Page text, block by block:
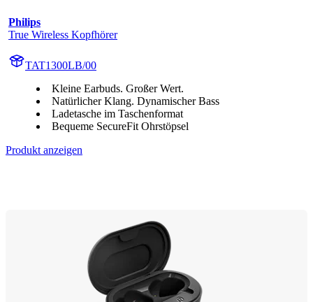
Philips
True Wireless Kopfhörer
TAT1300LB/00
Kleine Earbuds. Großer Wert.
Natürlicher Klang. Dynamischer Bass
Ladetasche im Taschenformat
Bequeme SecureFit Ohrstöpsel
Produkt anzeigen